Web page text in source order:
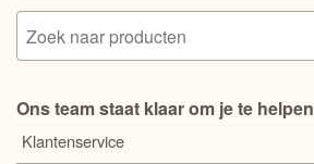
Ons team staat klaar om je te helpen
Klantenservice